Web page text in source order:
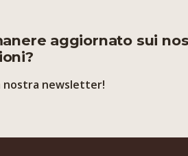
aggiornato sui
nostra newsletter!